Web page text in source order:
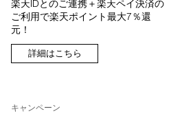
楽天IDとのご連携＋楽天ペイ決済の
ご利用で楽天ポイント最大7％還
元！
詳細はこちら
キャンペーン